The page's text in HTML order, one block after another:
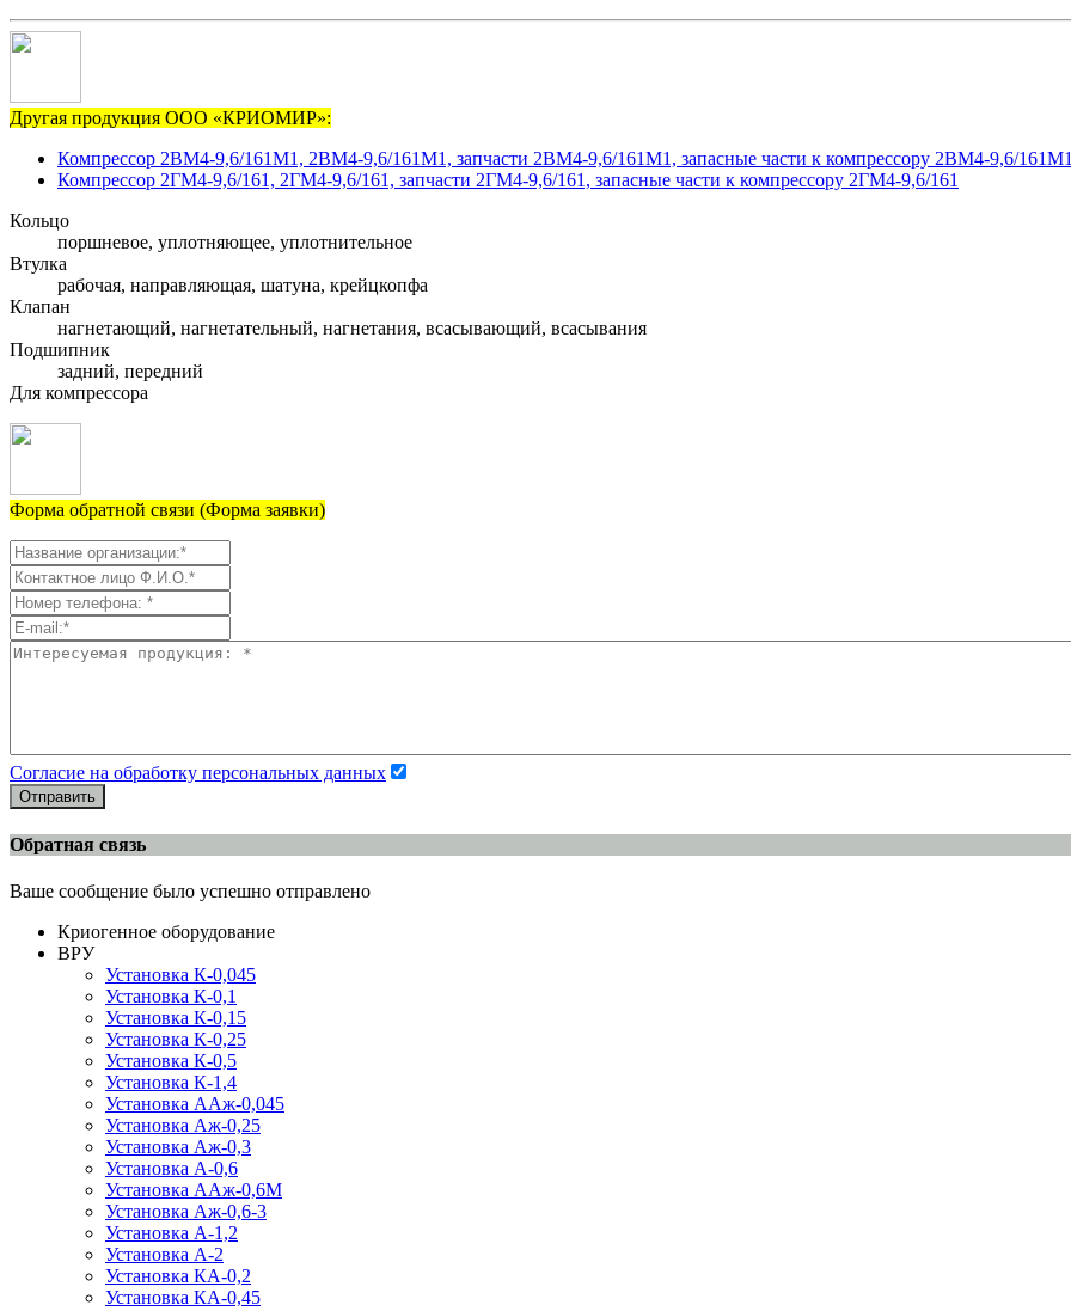
Другая продукция ООО «КРИОМИР»:
Компрессор 2ВМ4-9,6/161М1, 2ВМ4-9,6/161М1, запчасти 2ВМ4-9,6/161М1, запасные части к компрессору 2ВМ4-9,6/
Компрессор 2ГМ4-9,6/161, 2ГМ4-9,6/161, запчасти 2ГМ4-9,6/161, запасные части к компрессору 2ГМ4-9,6/161
Кольцо
поршневое, уплотняющее, уплотнительное
Втулка
рабочая, направляющая, шатуна, крейцкопфа
Клапан
нагнетающий, нагнетательный, нагнетания, всасывающий, всасывания
Подшипник
задний, передний
Для компрессора
Форма обратной связи (Форма заявки)
Согласие на обработку персональных данных
Отправить
Обратная связь
Ваше сообщение было успешно отправлено
Криогенное оборудование
ВРУ
Установка К-0,045
Установка К-0,1
Установка К-0,15
Установка К-0,25
Установка К-0,5
Установка К-1,4
Установка ААж-0,045
Установка Аж-0,25
Установка Аж-0,3
Установка А-0,6
Установка ААж-0,6М
Установка Аж-0,6-3
Установка А-1,2
Установка А-2
Установка КА-0,2
Установка КА-0,45